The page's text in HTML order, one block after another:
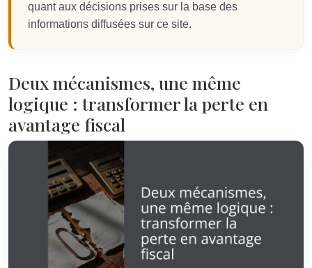
quant aux décisions prises sur la base des
informations diffusées sur ce site.
Deux mécanismes, une même
logique : transformer la perte en
avantage fiscal